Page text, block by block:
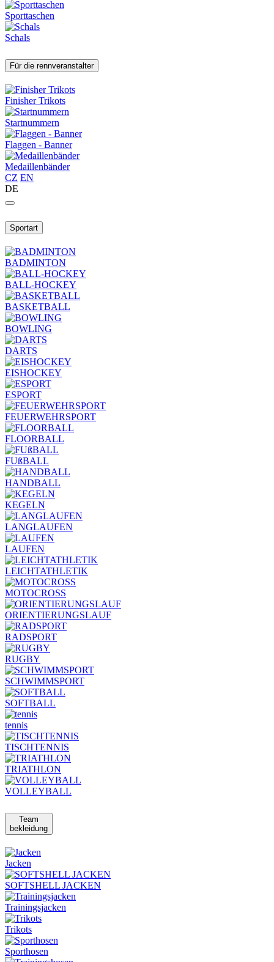
Sporttaschen
Schals
Für die rennveranstalter
Finisher Trikots
Startnummern
Flaggen - Banner
Medaillenbänder
CZ EN
DE
Sportart
BADMINTON
BALL-HOCKEY
BASKETBALL
BOWLING
DARTS
EISHOCKEY
ESPORT
FEUERWEHRSPORT
FLOORBALL
FUßBALL
HANDBALL
KEGELN
LANGLAUFEN
LAUFEN
LEICHTATHLETIK
MOTOCROSS
ORIENTIERUNGSLAUF
RADSPORT
RUGBY
SCHWIMMSPORT
SOFTBALL
tennis
TISCHTENNIS
TRIATHLON
VOLLEYBALL
Team
bekleidung
Jacken
SOFTSHELL JACKEN
Trainingsjacken
Trikots
Sporthosen